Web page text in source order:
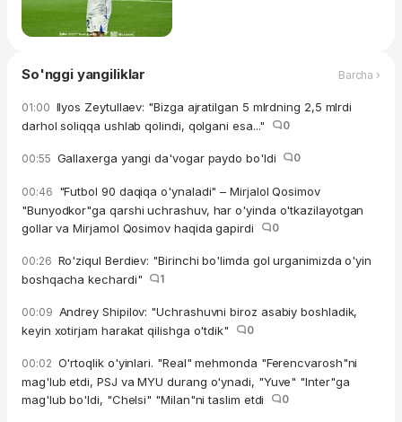
So'nggi yangiliklar Barcha ›
01:00 Ilyos Zeytullaev: "Bizga ajratilgan 5 mlrdning 2,5 mlrdi
darhol soliqqa ushlab qolindi, qolgani esa..."
0
00:55 Gallaxerga yangi da'vogar paydo bo'ldi 0
00:46 "Futbol 90 daqiqa o'ynaladi" – Mirjalol Qosimov
"Bunyodkor"ga qarshi uchrashuv, har o'yinda o'tkazilayotgan
gollar va Mirjamol Qosimov haqida gapirdi
0
00:26 Ro'ziqul Berdiev: "Birinchi bo'limda gol urganimizda o'yin
boshqacha kechardi"
1
00:09 Andrey Shipilov: "Uchrashuvni biroz asabiy boshladik,
keyin xotirjam harakat qilishga o'tdik"
0
00:02 O'rtoqlik o'yinlari. "Real" mehmonda "Ferencvarosh"ni
mag'lub etdi, PSJ va MYU durang o'ynadi, "Yuve" "Inter"ga
mag'lub bo'ldi, "Chelsi" "Milan"ni taslim etdi
0